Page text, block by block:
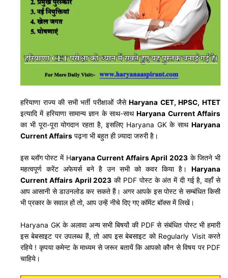
हरियाणा राज्य की सभी भर्ती परीक्षाओं जैसेHaryana CET, HPSC, HTET
इत्यादि में हरियाणा सामान्य ज्ञान के साथ-साथHaryana Current Affairs
का भी पूरा-पूरा योगदान रहता है, इसलिए Haryana GK के साथ Haryana
Current Affairs पढ़ना भी बहुत ही ज़्यादा जरुरी है।
इस ब्लॉग पोस्ट में Haryana Current Affairs April 2023 के जितने भी
महत्वपूर्ण करेंट अफेयर्स बने है उन सभी को कवर किया है। Haryana
Current Affairs April 2023 की PDF पोस्ट के अंत में दी गई है, वहाँ से
आप आसानी से डाउनलोड कर सकते हैं। अगर आपके इस पोस्ट से सम्बंधित किसी
भी प्रकार के सवाल हों तो, आप उन्हें नीचे दिए गए कॉमेंट बॉक्स में लिखें।
Haryana GK के अलावा अन्य सभी बिषयों की PDF से संबंधित पोस्ट भी हमारी
इस बेबसाइट पर उपलब्ध हैं, तो आप इस बेबसाइट को Regularly Visit करते
रहिये ! कृपया कमेन्ट के माध्यम से जरूर बतायें कि आपको कौन से विषय पर PDF
चाहिये।